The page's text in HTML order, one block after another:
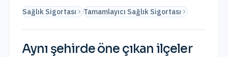
Sağlık Sigortası Tamamlayıcı Sağlık Sigortası
Aynı şehirde öne çıkan ilçeler